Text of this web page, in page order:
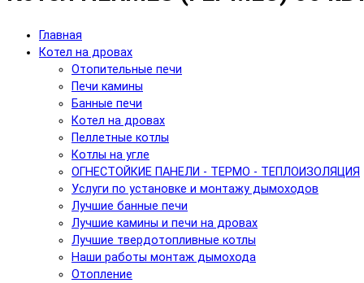
Главная
Котел на дровах
Отопительные печи
Печи камины
Банные печи
Котел на дровах
Пеллетные котлы
Котлы на угле
ОГНЕСТОЙКИЕ ПАНЕЛИ - ТЕРМО - ТЕПЛОИЗОЛЯЦИЯ
Услуги по установке и монтажу дымоходов
Лучшие банные печи
Лучшие камины и печи на дровах
Лучшие твердотопливные котлы
Наши работы монтаж дымохода
Отопление